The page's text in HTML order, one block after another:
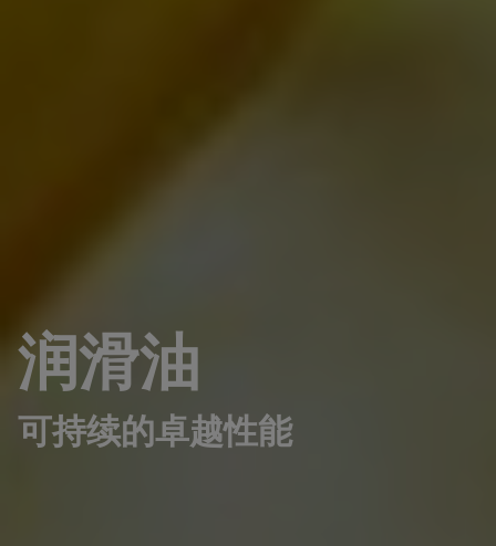
润滑油
可持续的卓越性能